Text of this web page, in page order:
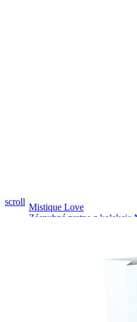
Mistique Love
Zásnubné prstne z kolekcie
scroll